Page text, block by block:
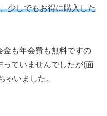
少しでもお得に購入した
金も年会費も無料ですの
っていませんでしたが(面
ゃいました。